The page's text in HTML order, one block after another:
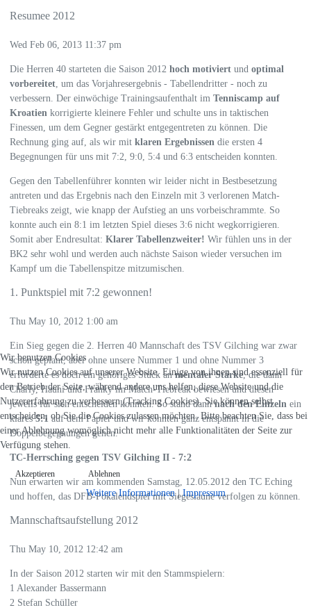
Resumee 2012
Wed Feb 06, 2013 11:37 pm
Die Herren 40 starteten die Saison 2012 hoch motiviert und optimal
vorbereitet , um das Vorjahresergebnis - Tabellendritter - noch zu
verbessern. Der einwöchige Trainingsaufenthalt im Tenniscamp auf
Kroatien korrigierte kleinere Fehler und schulte uns in taktischen
Finessen, um dem Gegner gestärkt entgegentreten zu können. Die
Rechnung ging auf, als wir mit klaren Ergebnissen die ersten 4
Begegnungen für uns mit 7:2, 9:0, 5:4 und 6:3 entscheiden konnten.
Gegen den Tabellenführer konnten wir leider nicht in Bestbesetzung
antreten und das Ergebnis nach den Einzeln mit 3 verlorenen Match-
Tiebreaks zeigt, wie knapp der Aufstieg an uns vorbeischrammte. So
konnte auch ein 8:1 im letzten Spiel dieses 3:6 nicht wegkorrigieren.
Somit aber Endresultat: Klarer Tabellenzweiter! Wir fühlen uns in der
BK2 sehr wohl und werden auch nächste Saison wieder versuchen im
Kampf um die Tabellenspitze mitzumischen.
1. Punktspiel mit 7:2 gewonnen!
Thu May 10, 2012 1:00 am
Ein Sieg gegen die 2. Herren 40 Mannschaft des TSV Gilching war zwar
schon geplant, aber ohne unsere Nummer 1 und ohne Nummer 3
erforderte es doch ein gehöriges Stück anmentaler Stärke, die dann
Charly, Hauni und Franky im Match-Tiebreak bewiesen und diesen
jeweils für sich entscheiden konnten. So stand dannnach den Einzeln ein
klares5:1 auf dem Papier und wir konnten ganz entspannt in die
Doppelbegegnungen gehen.
TC-Herrsching gegen TSV Gilching II - 7:2
Nun erwarten wir am kommenden Samstag, 12.05.2012 den TC Eching
und hoffen, das DFB-Pokalendspiel mit Siegeslaune verfolgen zu können.
Mannschaftsaufstellung 2012
Thu May 10, 2012 12:42 am
In der Saison 2012 starten wir mit den Stammspielern:
1 Alexander Bassermann
2 Stefan Schüller
Wir benutzen Cookies
Wir nutzen Cookies auf unserer Website. Einige von ihnen sind essenziell für
den Betrieb der Seite, während andere uns helfen, diese Website und die
Nutzererfahrung zu verbessern (Tracking Cookies). Sie können selbst
entscheiden, ob Sie die Cookies zulassen möchten. Bitte beachten Sie, dass bei
einer Ablehnung womöglich nicht mehr alle Funktionalitäten der Seite zur
Verfügung stehen.
Akzeptieren Ablehnen
Weitere Informationen|Impressum